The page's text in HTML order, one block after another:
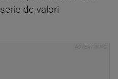
de valori